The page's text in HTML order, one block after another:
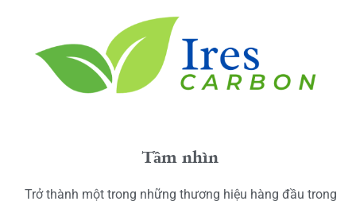
Tầm nhìn
Trở thành một trong những thương hiệu hàng đầu trong